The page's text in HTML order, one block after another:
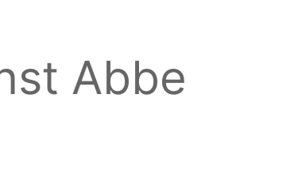
Abbe